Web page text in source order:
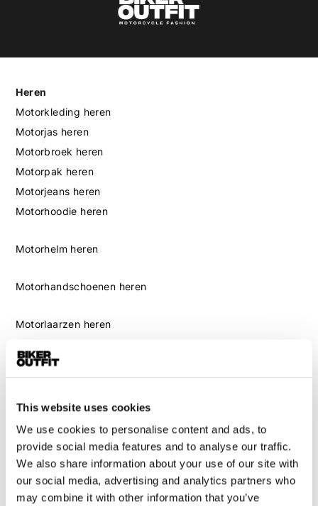
This website uses cookies
We use cookies to personalise content and ads, to
provide social media features and to analyse our traffic.
We also share information about your use of our site with
our social media, advertising and analytics partners who
may combine it with other information that you’ve
Heren
Motorkleding heren
Motorjas heren
Motorbroek heren
Motorpak heren
Motorjeans heren
Motorhoodie heren
Motorhelm heren
Motorhandschoenen heren
Motorlaarzen heren
Motorkleding dames
Motorjas dames
Motorbroek dames
Motorpak dames
Motorjeans dames